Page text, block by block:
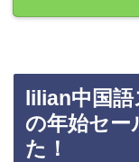
lilian中国
の年始セー
た！